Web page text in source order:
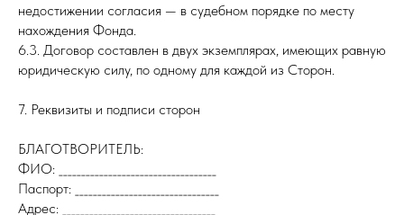
недостижении согласия — в судебном порядке по месту
нахождения Фонда.
6.3. Договор составлен в двух экземплярах, имеющих равную
юридическую силу, по одному для каждой из Сторон.
7. Реквизиты и подписи сторон
БЛАГОТВОРИТЕЛЬ:
ФИО: ___________________________________
Паспорт: ________________________________
Адрес: __________________________________